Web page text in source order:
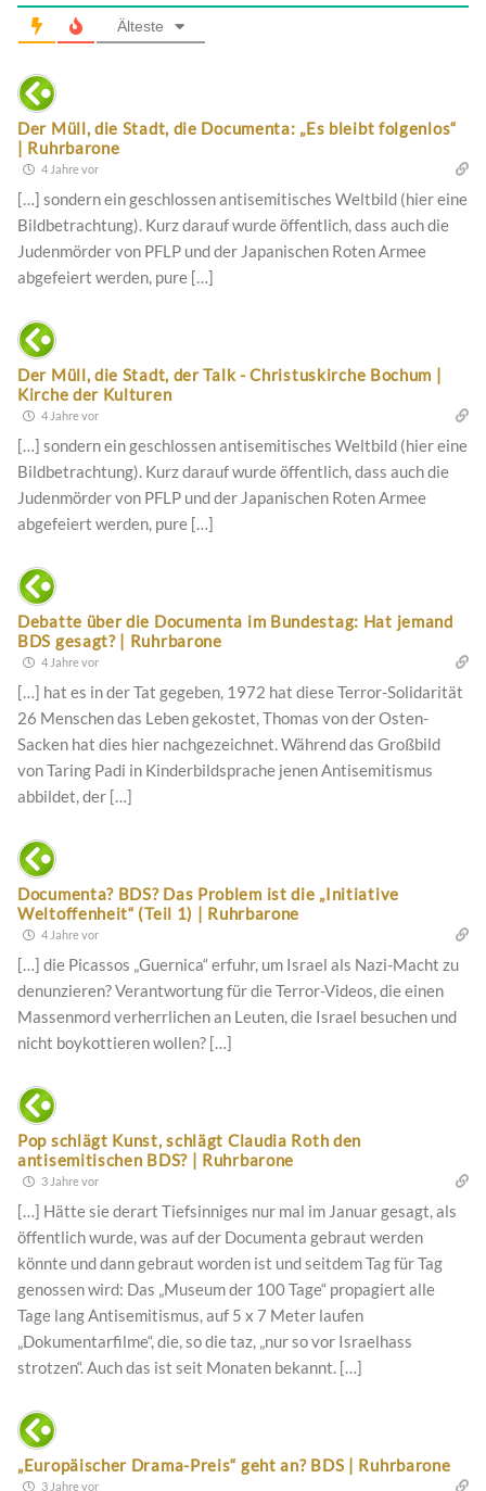
Älteste
Der Müll, die Stadt, die Documenta: „Es bleibt folgenlos“
| Ruhrbarone
4 Jahre vor
[…] sondern ein geschlossen antisemitisches Weltbild (hier eine
Bildbetrachtung). Kurz darauf wurde öffentlich, dass auch die
Judenmörder von PFLP und der Japanischen Roten Armee
abgefeiert werden, pure […]
Der Müll, die Stadt, der Talk - Christuskirche Bochum |
Kirche der Kulturen
4 Jahre vor
[…] sondern ein geschlossen antisemitisches Weltbild (hier eine
Bildbetrachtung). Kurz darauf wurde öffentlich, dass auch die
Judenmörder von PFLP und der Japanischen Roten Armee
abgefeiert werden, pure […]
Debatte über die Documenta im Bundestag: Hat jemand
BDS gesagt? | Ruhrbarone
4 Jahre vor
[…] hat es in der Tat gegeben, 1972 hat diese Terror-Solidarität
26 Menschen das Leben gekostet, Thomas von der Osten-
Sacken hat dies hier nachgezeichnet. Während das Großbild
von Taring Padi in Kinderbildsprache jenen Antisemitismus
abbildet, der […]
Documenta? BDS? Das Problem ist die „Initiative
Weltoffenheit“ (Teil 1) | Ruhrbarone
4 Jahre vor
[…] die Picassos „Guernica“ erfuhr, um Israel als Nazi-Macht zu
denunzieren? Verantwortung für die Terror-Videos, die einen
Massenmord verherrlichen an Leuten, die Israel besuchen und
nicht boykottieren wollen? […]
Pop schlägt Kunst, schlägt Claudia Roth den
antisemitischen BDS? | Ruhrbarone
3 Jahre vor
[…] Hätte sie derart Tiefsinniges nur mal im Januar gesagt, als
öffentlich wurde, was auf der Documenta gebraut werden
könnte und dann gebraut worden ist und seitdem Tag für Tag
genossen wird: Das „Museum der 100 Tage“ propagiert alle
Tage lang Antisemitismus, auf 5 x 7 Meter laufen
„Dokumentarfilme“, die, so die taz, „nur so vor Israelhass
strotzen“. Auch das ist seit Monaten bekannt. […]
„Europäischer Drama-Preis“ geht an? BDS | Ruhrbarone
3 Jahre vor